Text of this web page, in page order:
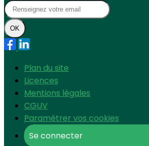
OK
Plan du site
Licences
Mentions légales
CGUV
Paramétrer vos cookies
Se connecter